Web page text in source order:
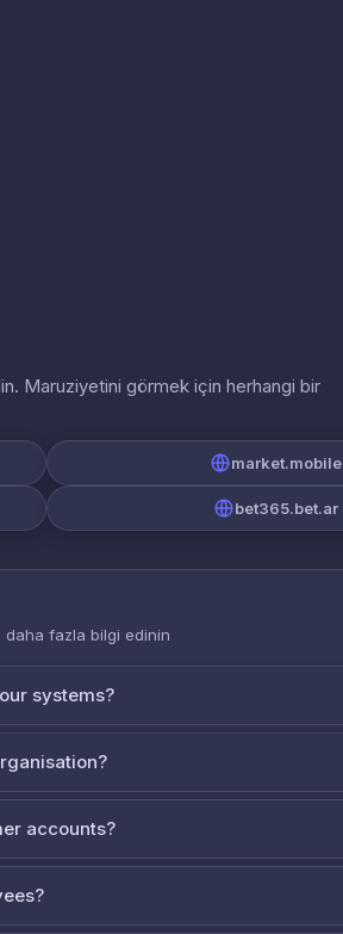
Maruziyetini görmek için herhangi bir
market.mobile
bet365.bet.ar
daha fazla bilgi edinin
systems?
accounts?